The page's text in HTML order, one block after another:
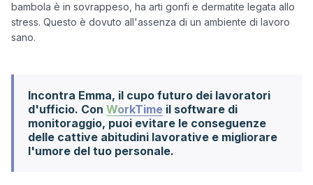
bambola è in sovrappeso, ha arti gonfi e dermatite legata allo
stress. Questo è dovuto all'assenza di un ambiente di lavoro
sano.
Incontra Emma, il cupo futuro dei lavoratori
d'ufficio. Con WorkTime il software di
monitoraggio, puoi evitare le conseguenze
delle cattive abitudini lavorative e migliorare
l'umore del tuo personale.